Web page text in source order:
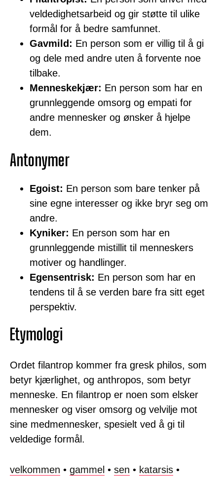
veldedighetsarbeid og gir støtte til ulike
formål for å bedre samfunnet.
Gavmild: En person som er villig til å gi
og dele med andre uten å forvente noe
tilbake.
Menneskekjær: En person som har en
grunnleggende omsorg og empati for
andre mennesker og ønsker å hjelpe
dem.
Antonymer
Egoist: En person som bare tenker på
sine egne interesser og ikke bryr seg om
andre.
Kyniker: En person som har en
grunnleggende mistillit til menneskers
motiver og handlinger.
Egensentrisk: En person som har en
tendens til å se verden bare fra sitt eget
perspektiv.
Etymologi
Ordet filantrop kommer fra gresk philos, som
betyr kjærlighet, og anthropos, som betyr
menneske. En filantrop er noen som elsker
mennesker og viser omsorg og velvilje mot
sine medmennesker, spesielt ved å gi til
veldedige formål.
velkommen • gammel • sen • katarsis •